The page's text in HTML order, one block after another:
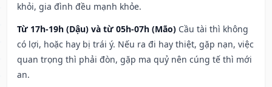
khỏi, gia đình đều mạnh khỏe.
Từ 17h-19h (Dậu) và từ 05h-07h (Mão) Cầu tài thì không
có lợi, hoặc hay bị trái ý. Nếu ra đi hay thiệt, gặp nạn, việc
quan trọng thì phải đòn, gặp ma quỷ nên cúng tế thì mới
an.